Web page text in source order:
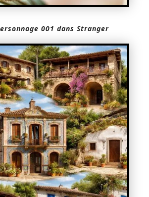
001 dans Stranger